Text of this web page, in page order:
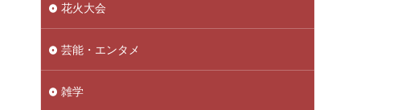
花火大会
芸能・エンタメ
雑学